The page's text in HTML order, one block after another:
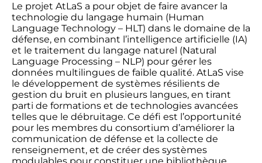
Le projet AtLaS a pour objet de faire avancer la
technologie du langage humain (Human
Language Technology – HLT) dans le domaine de la
défense, en combinant l’intelligence artificielle (IA)
et le traitement du langage naturel (Natural
Language Processing – NLP) pour gérer les
données multilingues de faible qualité. AtLaS vise
le développement de systèmes résilients de
gestion du bruit en plusieurs langues, en tirant
parti de formations et de technologies avancées
telles que le débruitage. Ce défi est l’opportunité
pour les membres du consortium d’améliorer la
communication de défense et la collecte de
renseignement, et de créer des systèmes